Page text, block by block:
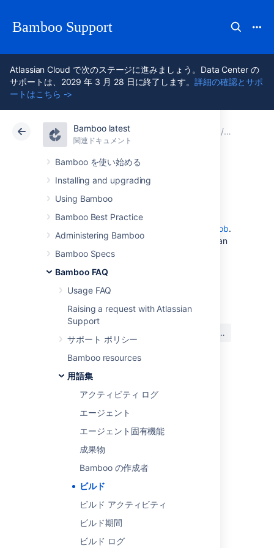
Bamboo Support
Atlassian Cloud で次のステージに進みましょう。Data Center の
サポートは、2029 年 3 月 28 日に終了します。詳細の確認とサポ
ートはこちら ->
Bamboo latest
関連ドキュメント
Bamboo を使い始める
Installing and upgrading
Using Bamboo
Bamboo Best Practice
Administering Bamboo
Bamboo Specs
Bamboo FAQ
Usage FAQ
Raising a request with Atlassian
Support
サポート ポリシー
Bamboo resources
用語集
アクティビティ ログ
エージェント
エージェント固有機能
成果物
Bamboo の作成者
ビルド
ビルド アクティビティ
ビルド期間
ビルド ログ
アトラシアン サポート 関連ドキュメント
Data Center 12.1
ビルド
job.
The execution of a plan is referred to as a plan
build and that of a job is a job build.
最終更新日 2021 年 7 月 18 日
この内容はお役に立ちました
いいえ
Working with build results
Build Process for 2.0
Plan what you can build with Forge
Begin your platform engineer evolution
Get started quickly with Forge